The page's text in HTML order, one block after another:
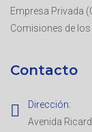
Empresa Privada
Comisiones de los
Contacto
Dirección:
Avenida